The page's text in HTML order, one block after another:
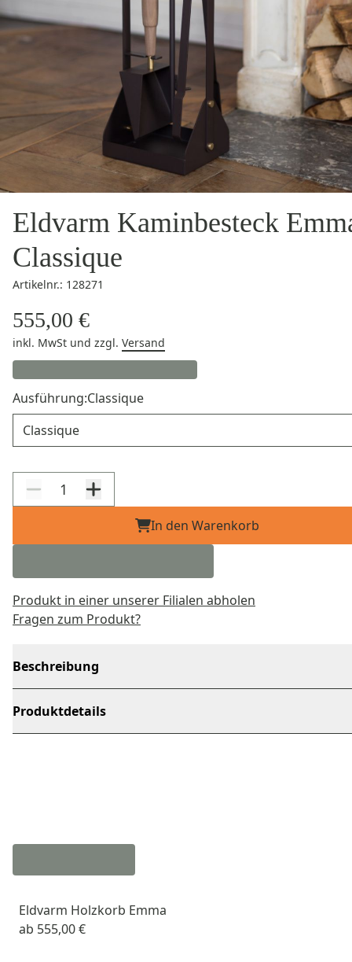
Eldvarm Kaminbesteck
Classique
Artikelnr.: 128271
555,00 €
inkl. MwSt und zzgl. Versand
Ausführung:Classique
In den Warenkorb
Produkt in einer unserer Filialen abholen
Fragen zum Produkt?
Beschreibung
Produktdetails
Eldvarm Holzkorb Emma
ab 555,00 €